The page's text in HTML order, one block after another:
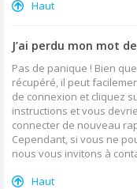
Haut
J’ai perdu mon mot
Pas de panique ! Bien
récupéré, il peut
de connexion et cliquez
instructions et vous
connecter de nouveau
Cependant, si vous ne
nous vous invitons à
Haut